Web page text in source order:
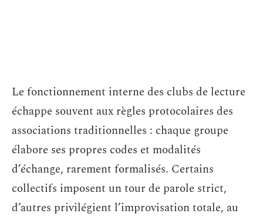
Le fonctionnement interne des clubs de lecture
échappe souvent aux règles protocolaires des
associations traditionnelles : chaque groupe
élabore ses propres codes et modalités
d’échange, rarement formalisés. Certains
collectifs imposent un tour de parole strict,
d’autres privilégient l’improvisation totale, au